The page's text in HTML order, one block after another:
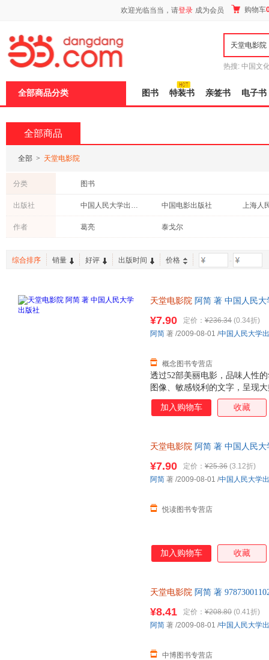
欢迎光临当当，请登录 成为会员 购物车
热搜: 中国文
全部商品分类 图书 特装书 亲签书 电子书
全部商品
全部 > 天堂电影院
分类 图书
出版社 中国人民大学出版社 中国电影出版社 上海人
作者 葛亮 泰戈尔
综合排序 销量 好评 出版时间 价格 -
天堂电影院 阿简 著 中国人民
透过52部美丽电影，品味人性
图像、敏感锐利的文字，呈现
感念。
¥7.90 定价： ¥236.34 (0.34折)
概念图书专营店
阿简 著 /2009-08-01 /中国人民大学
加入购物车 收藏
天堂电影院 阿简 著 中国人民
¥7.90 定价： ¥25.36 (3.12折)
悦读图书专营店
阿简 著 /2009-08-01 /中国人民大学
加入购物车 收藏
天堂电影院 阿简 著
¥8.41 定价： ¥208.80 (0.41折)
中博图书专营店
阿简 著 /2009-08-01 /中国人民大学
页
加